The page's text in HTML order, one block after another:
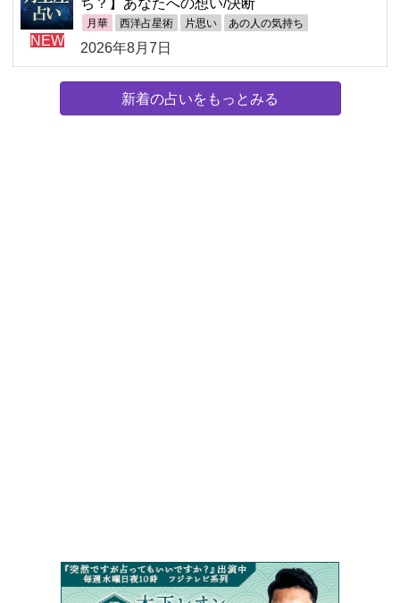
NEW
月華 西洋占星術 片思い あの人の気持ち
2026年8月7日
新着の占いをもっとみる